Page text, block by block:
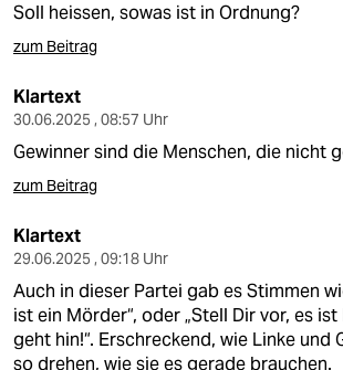
Soll heissen, sowas ist in Ordnung?
zum Beitrag
Klartext
30.06.2025 , 08:57 Uhr
Gewinner sind die Menschen, die nicht
zum Beitrag
Klartext
29.06.2025 , 09:18 Uhr
Auch in dieser Partei gab es Stimmen
ist ein Mörder“, oder „Stell Dir vor, es
geht hin!“. Erschreckend, wie Linke und
so drehen, wie sie es gerade brauchen.